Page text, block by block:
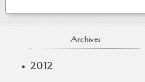
Archives
2012